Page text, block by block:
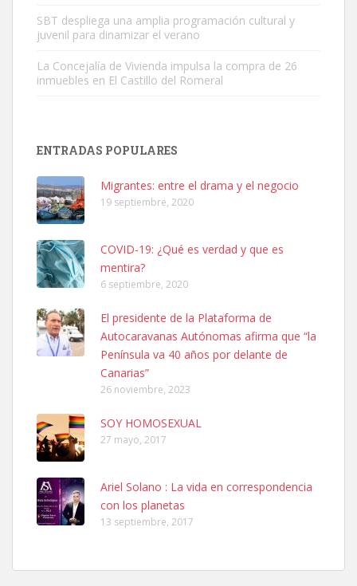
Leales.org » Gran Canaria
SHIBA PERDIDO AVDA JOSE MESA Y LOPEZ
PERRO MACHO RAZA SHIBA CON MICROCHIP PERDIDO HOY
06/07/2025 ZONA MESA Y LOPEZ. ES MUY ASUSTADIZO
Leales.org » Gran Canaria
6.7.2025
Ninfa perdida
El día 5 se los perdió una ninfa papillera, asustada tiene miedo a la
calle, se perdió por la zon...
SBT despliega una amplia programación cultural y
juvenil para dinamizar el verano
La Concejalía de Vivienda impulsa la compra de 26
inmuebles en El Castillo del Romeral
ENTRADAS POPULARES
Migrantes: entre el drama y el negocio
19 septiembre, 2020
COVID-19: ¿Qué es verdad y que es
mentira?
6 septiembre, 2020
El presidente de la Plataforma de
Autocaravanas Autónomas afirma que “la
Península va 40 años por delante de
Canarias”
26 noviembre, 2023
SOY HOMOSEXUAL
27 mayo, 2017
Ariel Solano : La vida en correspondencia
con los planetas
13 septiembre, 2017